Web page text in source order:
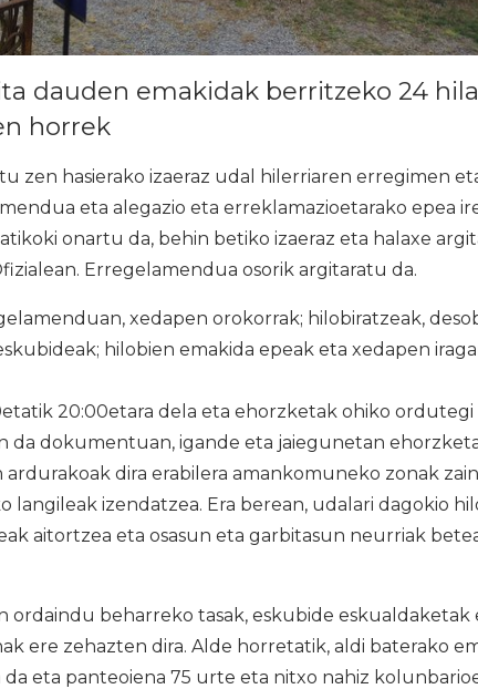
dauden emakidak berritzeko 24
horrek
zen hasierako izaeraz udal hilerriaren erregimen
eta alegazio eta erreklamazioetarako epea
onartu da, behin betiko izaeraz eta halaxe
Erregelamendua osorik argitaratu da.
xedapen orokorrak; hilobiratzeak,
hilobien emakida epeak eta xedapen
20:00etara dela eta ehorzketak ohiko
da dokumentuan, igande eta jaiegunetan
dira erabilera amankomuneko zonak
izendatzea. Era berean, udalari dagokio
aitortzea eta osasun eta garbitasun neurriak
ordaindu beharreko tasak, eskubide eskualdaketak
ere zehazten dira. Alde horretatik, aldi baterako
eta panteoiena 75 urte eta nitxo nahiz